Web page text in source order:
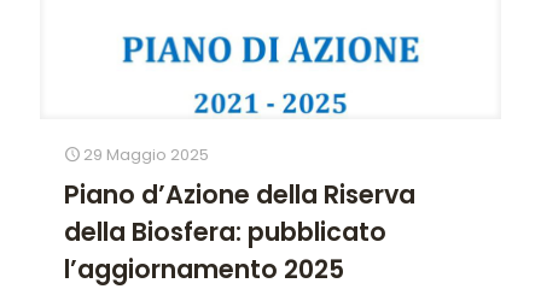
29 Maggio 2025
Piano d’Azione della Riserva
della Biosfera: pubblicato
l’aggiornamento 2025